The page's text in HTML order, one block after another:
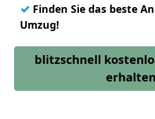
✓ Finden Sie das beste
Umzug!
blitzschnell
erhalten